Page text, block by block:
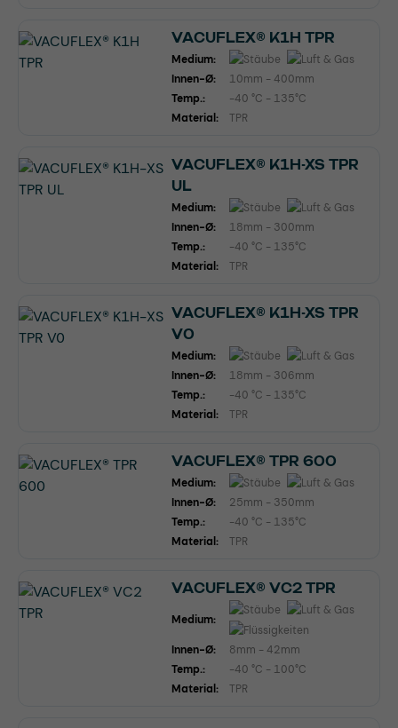
VACUFLEX® K1H TPR
Medium:
Innen-Ø:
10mm - 400mm
Temp.:
-40 °C - 135°C
Material:
TPR
VACUFLEX® K1H-XS TPR
UL
Medium:
Innen-Ø:
18mm - 300mm
Temp.:
-40 °C - 135°C
Material:
TPR
VACUFLEX® K1H-XS TPR
V0
Medium:
Innen-Ø:
18mm - 306mm
Temp.:
-40 °C - 135°C
Material:
TPR
VACUFLEX® TPR 600
Medium:
Innen-Ø:
25mm - 350mm
Temp.:
-40 °C - 135°C
Material:
TPR
VACUFLEX® VC2 TPR
Medium:
Innen-Ø:
8mm - 42mm
Temp.:
-40 °C - 100°C
Material:
TPR